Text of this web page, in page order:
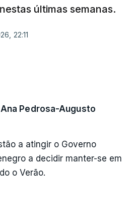
últimas semanas.
22:11
Pedrosa-Augusto
a atingir o Governo
a decidir manter-se em
o Verão.